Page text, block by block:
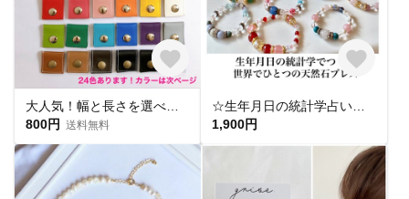
800円 送料無料
1,900円